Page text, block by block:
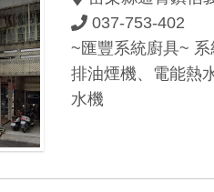
037-753-402
~匯豐系統廚具~ 系
排油煙機、電能熱
水機